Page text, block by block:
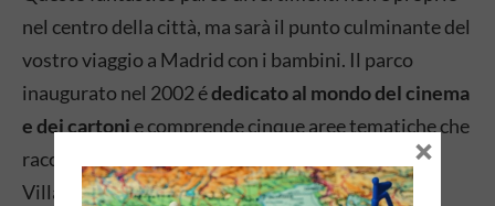
nel centro della città, ma sarà il punto culminante del
vostro viaggio a Madrid con i bambini. Il parco
inaugurato nel 2002 édedicato al mondo del cinema
e dei cartoni e comprende cinque aree tematiche che
racchiudono molte attrazioni diverse. Il Cartoon
Village ospita i famosi eroi delle serie di film
×